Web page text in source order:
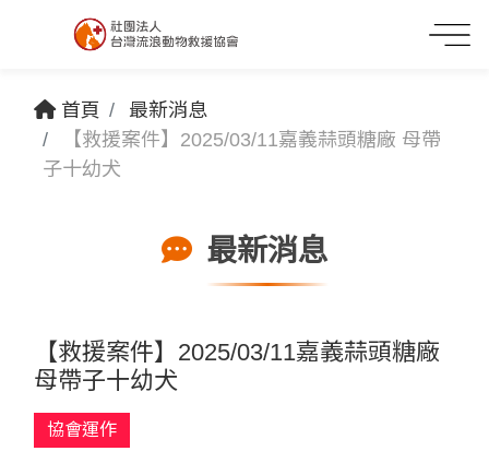
首頁
最新消息
【救援案件】2025/03/11嘉義蒜頭糖廠 母帶
子十幼犬
最新消息
【救援案件】2025/03/11嘉義蒜頭糖廠
母帶子十幼犬
協會運作